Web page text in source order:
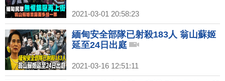
2021-03-01 20:58:23
緬甸安全部隊已射殺183人 翁山蘇姬
延至24日出庭
2021-03-16 12:51:11